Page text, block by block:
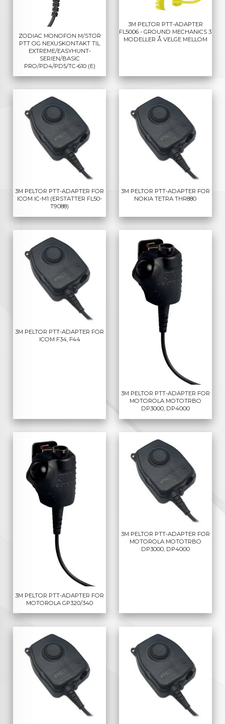
ZODIAC MONOFON M/STOR
PTT OG NEXUSKONTAKT TIL
EXTREME/EASYHUNT-
SERIEN/BASIC
PRO/PD4/PD5/TC-610 (E)
3M PELTOR PTT-ADAPTER
FL5006 - GROUND MECHANICS 3
MODELLER Å VELGE MELLOM
3M PELTOR PTT-ADAPTER FOR
ICOM IC-M1 (ERSTATTER FL50-
T9088)
3M PELTOR PTT-ADAPTER FOR
NOKIA TETRA THR880
3M PELTOR PTT-ADAPTER FOR
ICOM F34, F44
3M PELTOR PTT-ADAPTER FOR
MOTOROLA MOTOTRBO
DP3000, DP4000
3M PELTOR PTT-ADAPTER FOR
MOTOROLA GP320/340
3M PELTOR PTT-ADAPTER FOR
MOTOROLA MOTOTRBO
DP3000, DP4000